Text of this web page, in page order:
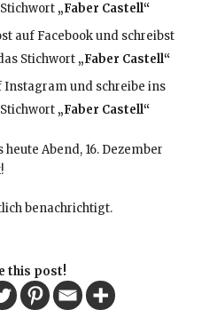
„Faber Castell“
auf Facebook und schreibst
Stichwort „Faber Castell“
Instagram und schreibe ins
„Faber Castell“
Abend, 16. Dezember
benachrichtigt.
this post!